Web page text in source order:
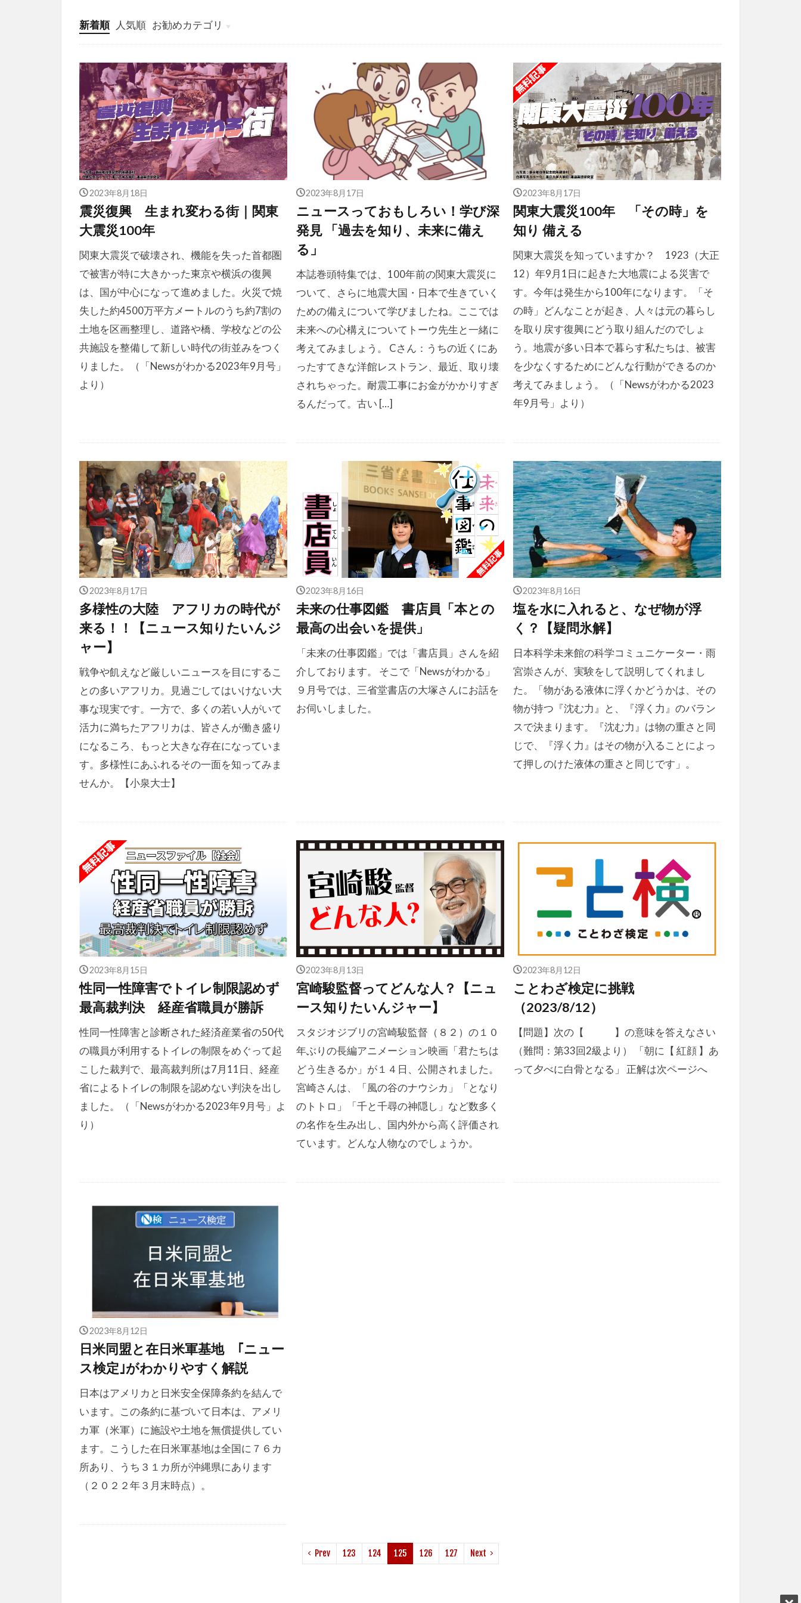
新着順 人気順 お勧めカテゴリ
投稿
学び
マンガ
電子書籍
2023年8月18日
震災復興 生まれ変わる街｜関東
大震災100年
関東大震災で破壊され、機能を失った首都圏
で被害が特に大きかった東京や横浜の復興
は、国が中心になって進めました。火災で焼
失した約4500万平方メートルのうち約7割の
土地を区画整理し、道路や橋、学校などの公
共施設を整備して新しい時代の街並みをつく
りました。（「Newsがわかる2023年9月号」
より）
2023年8月17日
ニュースっておもしろい！学び深
発見 「過去を知り、未来に備え
る」
本誌巻頭特集では、100年前の関東大震災に
ついて、さらに地震大国・日本で生きていく
ための備えについて学びましたね。ここでは
未来への心構えについてトーウ先生と一緒に
考えてみましょう。 Cさん：うちの近くにあ
ったすてきな洋館レストラン、最近、取り壊
されちゃった。耐震工事にお金がかかりすぎ
るんだって。古い […]
2023年8月17日
関東大震災100年 「その時」を
知り 備える
関東大震災を知っていますか？ 1923（大正
12）年9月1日に起きた大地震による災害で
す。今年は発生から100年になります。「そ
の時」どんなことが起き、人々は元の暮らし
を取り戻す復興にどう取り組んだのでしょ
う。地震が多い日本で暮らす私たちは、被害
を少なくするためにどんな行動ができるのか
考えてみましょう。（「Newsがわかる2023
年9月号」より）
2023年8月17日
多様性の大陸 アフリカの時代が
来る！！【ニュース知りたいんジ
ャー】
戦争や飢えなど厳しいニュースを目にするこ
との多いアフリカ。見過ごしてはいけない大
事な現実です。一方で、多くの若い人がいて
活力に満ちたアフリカは、皆さんが働き盛り
になるころ、もっと大きな存在になっていま
す。多様性にあふれるその一面を知ってみま
せんか。【小泉大士】
2023年8月16日
未来の仕事図鑑 書店員「本との
最高の出会いを提供」
「未来の仕事図鑑」では「書店員」さんを紹
介しております。 そこで「Newsがわかる」
９月号では、三省堂書店の大塚さんにお話を
お伺いしました。
2023年8月16日
塩を水に入れると、なぜ物が浮
く？【疑問氷解】
日本科学未来館の科学コミュニケーター・雨
宮崇さんが、実験をして説明してくれまし
た。「物がある液体に浮くかどうかは、その
物が持つ『沈む力』と、『浮く力』のバラン
スで決まります。『沈む力』は物の重さと同
じで、『浮く力』はその物が入ることによっ
て押しのけた液体の重さと同じです」。
2023年8月15日
性同一性障害でトイレ制限認めず
最高裁判決 経産省職員が勝訴
性同一性障害と診断された経済産業省の50代
の職員が利用するトイレの制限をめぐって起
こした裁判で、最高裁判所は7月11日、経産
省によるトイレの制限を認めない判決を出し
ました。（「Newsがわかる2023年9月号」よ
り）
2023年8月13日
宮崎駿監督ってどんな人？【ニュ
ース知りたいんジャー】
スタジオジブリの宮崎駿監督（８２）の１０
年ぶりの長編アニメーション映画「君たちは
どう生きるか」が１４日、公開されました。
宮崎さんは、「風の谷のナウシカ」「となり
のトトロ」「千と千尋の神隠し」など数多く
の名作を生み出し、国内外から高く評価され
ています。どんな人物なのでしょうか。
2023年8月12日
ことわざ検定に挑戦
（2023/8/12）
【問題】次の【 】の意味を答えなさい
（難問：第33回2級より） 「朝に【 紅顔 】あ
って夕べに白骨となる」 正解は次ページへ
2023年8月12日
日米同盟と在日米軍基地 ｢ニュー
ス検定｣がわかりやすく解説
日本はアメリカと日米安全保障条約を結んで
います。この条約に基づいて日本は、アメリ
カ軍（米軍）に施設や土地を無償提供してい
ます。こうした在日米軍基地は全国に７６カ
所あり、うち３１カ所が沖縄県にあります
（２０２２年３月末時点）。
Prev 123 124 125 126 127 Next